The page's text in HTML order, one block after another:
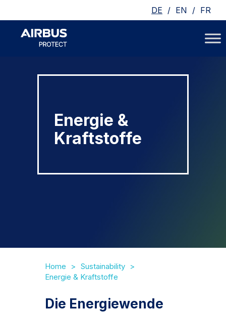
DE / EN / FR
Energie &
Kraftstoffe
Home
Sustainability
Energie & Kraftstoffe
Die Energiewende